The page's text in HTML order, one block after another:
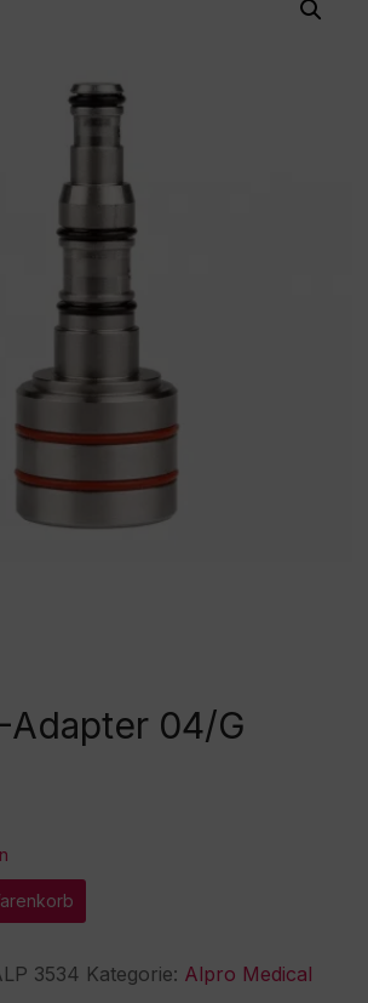
Adapter 04/G
l
e
r
3534 Kategorie: Alpro Medical